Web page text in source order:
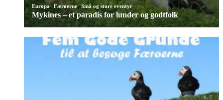
Europa,Færøerne,Små og store eventyr
Mykines – et paradis for lunder og godtfolk